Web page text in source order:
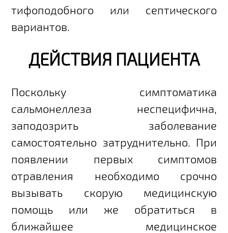
тифоподобного или септического
вариантов.
ДЕЙСТВИЯ ПАЦИЕНТА
Поскольку симптоматика
сальмонеллеза неспецифична,
заподозрить заболевание
самостоятельно затруднительно. При
появлении первых симптомов
отравления необходимо срочно
вызывать скорую медицинскую
помощь или же обратиться в
ближайшее медицинское